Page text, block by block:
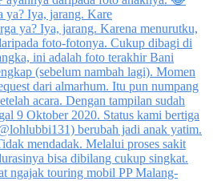
ya? Iya, jarang. Kare